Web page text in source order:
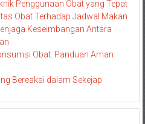
Penggunaan Obat yang Tepat
Obat Terhadap Jadwal Makan
Keseimbangan Antara
Obat: Panduan Aman
Bereaksi dalam Sekejap